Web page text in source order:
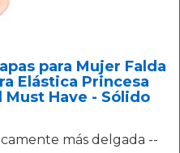
para Mujer Falda
Elástica Princesa
Must Have - Sólido
más delgada --